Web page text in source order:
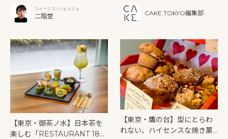
ー》を味わうスイーツコンシェルジュ
二階堂 CAKE.TOKYO編集部
【東京・御茶ノ水】日本茶を
楽しむ「RESTAURANT 189
【東京・鷹の台】型にとらわ
れない、ハイセンスな焼き菓